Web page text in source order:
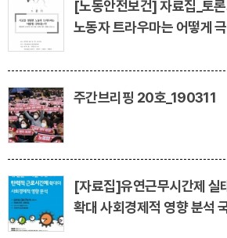
[노동안전보건] 자료집_토
노동자 트라우마는 어떻게
주간브리핑 20호_190311
[자료집]유연근무시간제 실
확대 사회경제적 영향 분석